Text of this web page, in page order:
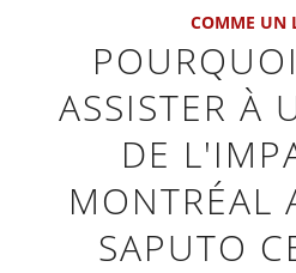
COMME UN
ASSISTER À
DE
MONTRÉAL
SAPUTO